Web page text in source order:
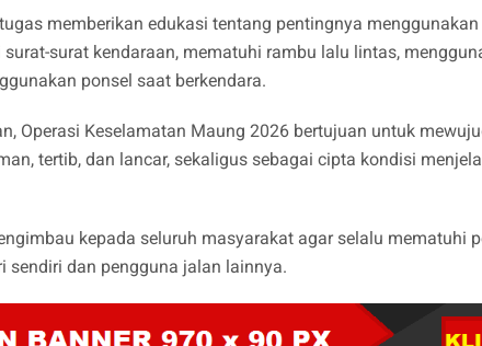
memberikan edukasi tentang pentingnya menggunakan
surat-surat kendaraan, mematuhi rambu lalu lintas,
ponsel saat berkendara.
Operasi Keselamatan Maung 2026 bertujuan untuk
tertib, dan lancar, sekaligus sebagai cipta kondisi
kepada seluruh masyarakat agar selalu mematuhi
sendiri dan pengguna jalan lainnya.